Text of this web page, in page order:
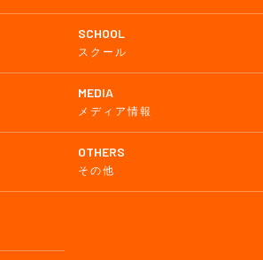
SCHOOL
スクール
MEDIA
メディア情報
OTHERS
その他